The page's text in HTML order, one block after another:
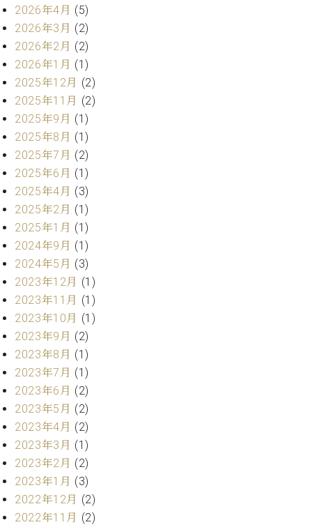
ー
ト
ア
ッ
プ
ラ
イ
ト
ピ
ア
C.
ベ
ヒ
シ
ュ
タ
イ
ン
レ
ジ
デ
ス
ア
ッ
プ
ラ
イ
ト
ピ
ア
ノ
ご
愛
用
者
の
声
教
展
示
情
報
ホー
スタ
ジオ
レン
タル
ホー
ル・
スタ
ジオ
空き
状況
動
画
録
サ
ー
ビ
ス
楽
教
室
ピ
ア
ノ
コ
ン
2026年4月 (5)
2026年3月 (2)
2026年2月 (2)
2026年1月 (1)
2025年12月 (2)
2025年11月 (2)
2025年9月 (1)
2025年8月 (1)
2025年7月 (2)
2025年6月 (1)
2025年4月 (3)
2025年2月 (1)
2025年1月 (1)
2024年9月 (1)
2024年5月 (3)
2023年12月 (1)
2023年11月 (1)
2023年10月 (1)
2023年9月 (2)
2023年8月 (1)
2023年7月 (1)
2023年6月 (2)
2023年5月 (2)
2023年4月 (2)
2023年3月 (1)
2023年2月 (2)
2023年1月 (3)
2022年12月 (2)
2022年11月 (2)